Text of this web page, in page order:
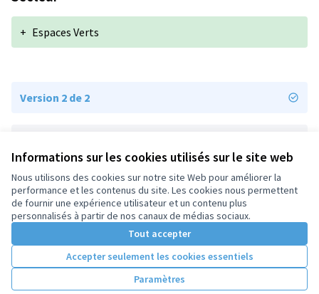
Informations sur les cookies utilisés sur le site web
Nous utilisons des cookies sur notre site Web pour améliorer la
performance et les contenus du site. Les cookies nous permettent
de fournir une expérience utilisateur et un contenu plus
personnalisés à partir de nos canaux de médias sociaux.
Tout accepter
Accepter seulement les cookies essentiels
Paramètres
+ Espaces Verts
Version 2 de 2
Conditions d'utilisation
Paramètres des cookies
(Lien externe)Open Source Politics
(Lien externe)
grâce au
Decidim
.
Licence
(Lien